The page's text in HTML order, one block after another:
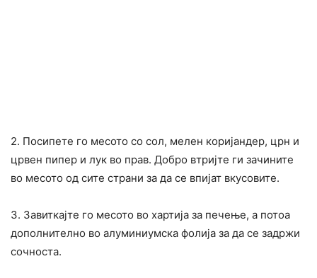
2. Посипете го месото со сол, мелен коријандер, црн и
црвен пипер и лук во прав. Добро втријте ги зачините
во месото од сите страни за да се впијат вкусовите.
3. Завиткајте го месото во хартија за печење, а потоа
дополнително во алуминиумска фолија за да се задржи
сочноста.